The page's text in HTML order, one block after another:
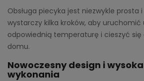
Obsługa piecyka jest niezwykle prosta
wystarczy kilka kroków, aby uruchomić
odpowiednią temperaturę i cieszyć się
domu.
Nowoczesny design i
wykonania